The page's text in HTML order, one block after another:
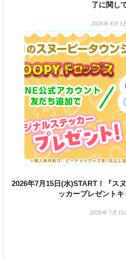
了に関し
2026年 8月 1
2026年7月15日(水)START！『ス
ッカープレゼント
2026年 7月 15